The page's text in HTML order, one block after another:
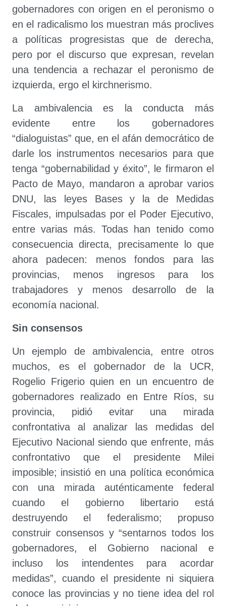
gobernadores con origen en el peronismo o
en el radicalismo los muestran más proclives
a políticas progresistas que de derecha,
pero por el discurso que expresan, revelan
una tendencia a rechazar el peronismo de
izquierda, ergo el kirchnerismo.
La ambivalencia es la conducta más
evidente entre los gobernadores
“dialoguistas” que, en el afán democrático de
darle los instrumentos necesarios para que
tenga “gobernabilidad y éxito”, le firmaron el
Pacto de Mayo, mandaron a aprobar varios
DNU, las leyes Bases y la de Medidas
Fiscales, impulsadas por el Poder Ejecutivo,
entre varias más. Todas han tenido como
consecuencia directa, precisamente lo que
ahora padecen: menos fondos para las
provincias, menos ingresos para los
trabajadores y menos desarrollo de la
economía nacional.
Sin consensos
Un ejemplo de ambivalencia, entre otros
muchos, es el gobernador de la UCR,
Rogelio Frigerio quien en un encuentro de
gobernadores realizado en Entre Ríos, su
provincia, pidió evitar una mirada
confrontativa al analizar las medidas del
Ejecutivo Nacional siendo que enfrente, más
confrontativo que el presidente Milei
imposible; insistió en una política económica
con una mirada auténticamente federal
cuando el gobierno libertario está
destruyendo el federalismo; propuso
construir consensos y “sentarnos todos los
gobernadores, el Gobierno nacional e
incluso los intendentes para acordar
medidas”, cuando el presidente ni siquiera
conoce las provincias y no tiene idea del rol